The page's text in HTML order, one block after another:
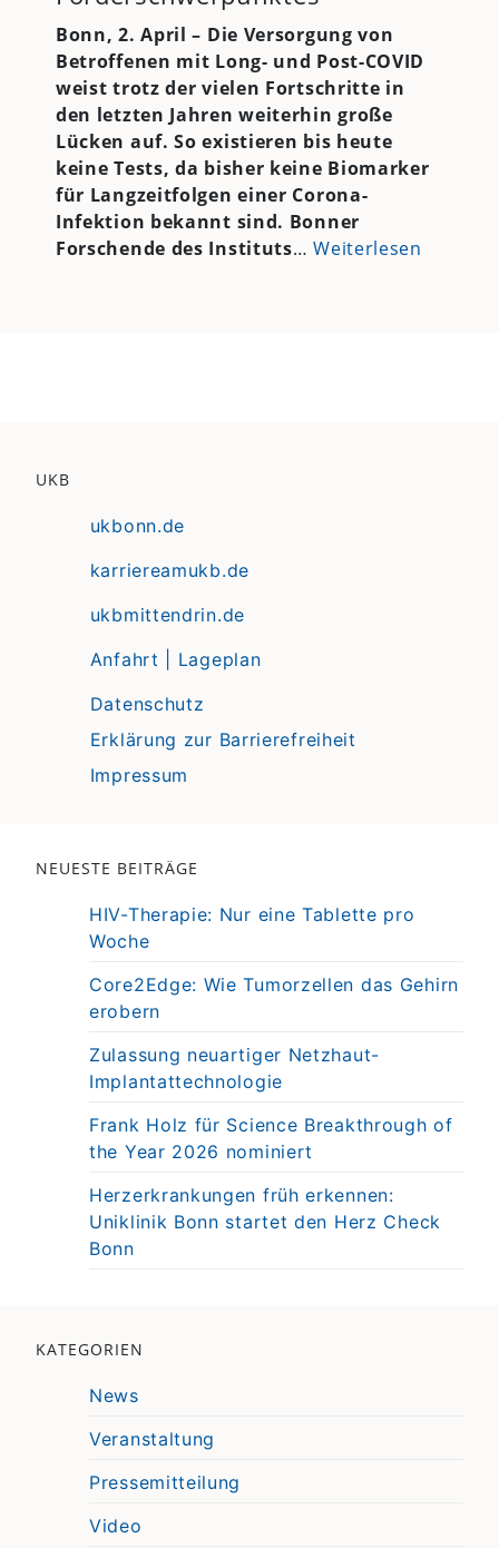
Bonn, 2. April – Die Versorgung von
Betroffenen mit Long- und Post-COVID
weist trotz der vielen Fortschritte in
den letzten Jahren weiterhin große
Lücken auf. So existieren bis heute
keine Tests, da bisher keine Biomarker
für Langzeitfolgen einer Corona-
Infektion bekannt sind. Bonner
Forschende des Instituts…Weiterlesen
UKB
ukbonn.de
karriereamukb.de
ukbmittendrin.de
Anfahrt | Lageplan
Datenschutz
Erklärung zur Barrierefreiheit
Impressum
NEUESTE BEITRÄGE
HIV-Therapie: Nur eine Tablette pro
Woche
Core2Edge: Wie Tumorzellen das Gehirn
erobern
Zulassung neuartiger Netzhaut-
Implantattechnologie
Frank Holz für Science Breakthrough of
the Year 2026 nominiert
Herzerkrankungen früh erkennen:
Uniklinik Bonn startet den Herz Check
Bonn
KATEGORIEN
News
Veranstaltung
Pressemitteilung
Video